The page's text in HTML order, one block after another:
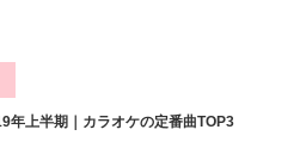
年上半期｜カラオケの定番曲TOP3